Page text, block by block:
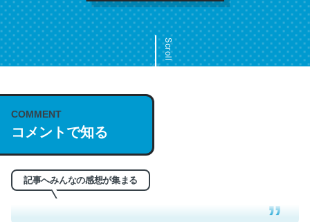
Scroll
COMMENT
コメントで知る
記事へみんなの感想が集まる
これは名文。彼はとてもクレバーなんだろうなと凄く思
う。英語少しでも読める人は原文もお勧め。自分はこの流
─今のこの状況が信じられるかい？ by ラーズ・ヌートバー